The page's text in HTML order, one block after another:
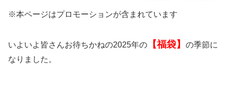
※本ページはプロモーションが含まれています
いよいよ皆さんお待ちかねの2025年の 【福袋】
の季節に
なりました。